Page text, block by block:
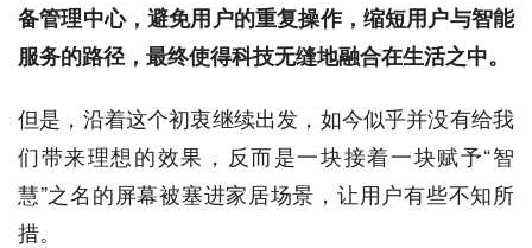
备管理中心，避免用户的重复操作，缩短用户与智能
服务的路径，最终使得科技无缝地融合在生活之中。
但是，沿着这个初衷继续出发，如今似乎并没有给我
们带来理想的效果，反而是一块接着一块赋予“智
慧”之名的屏幕被塞进家居场景，让用户有些不知所
措。